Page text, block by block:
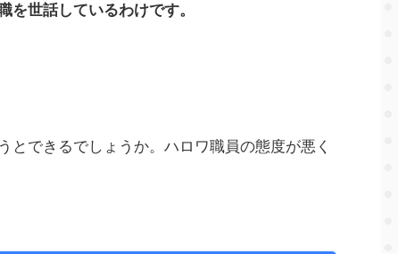
世話しているわけです。
できるでしょうか。ハロワ職員の態度が悪く